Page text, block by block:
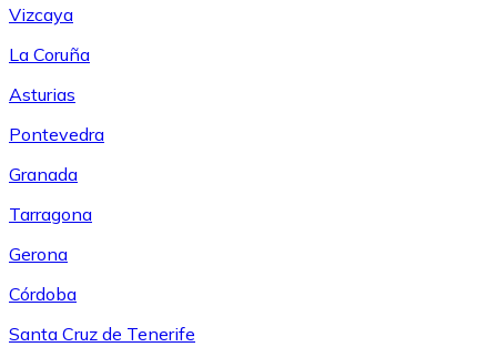
Vizcaya
La Coruña
Asturias
Pontevedra
Granada
Tarragona
Gerona
Córdoba
Santa Cruz de Tenerife